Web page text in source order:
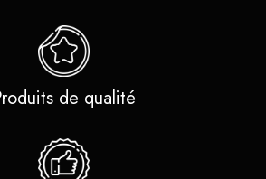
de qualité